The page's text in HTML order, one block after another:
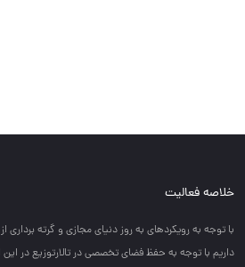
خلاصه فعالیت
با توجه به رويكردهاي به روز دنياي مجازي و گرته
داريم با توجه به حفظ فضاي تخصصي در تالارتوزيع در اين